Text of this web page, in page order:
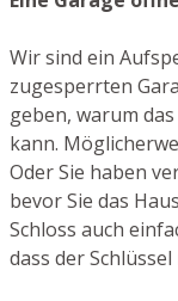
Wir sind ein
zugesperrten
geben, warum
kann.
Oder Sie haben
bevor Sie das
Schloss auch
dass der